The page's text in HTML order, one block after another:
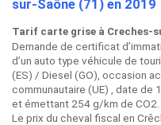
sur-Saône (71) en 2019
Tarif carte grise à Creches-
Demande de certificat
d’un auto type véhicule de
(ES) / Diesel (GO), occasion
communautaire (UE) , date
et émettant 254 g/km de CO2.
Le prix du cheval fiscal en